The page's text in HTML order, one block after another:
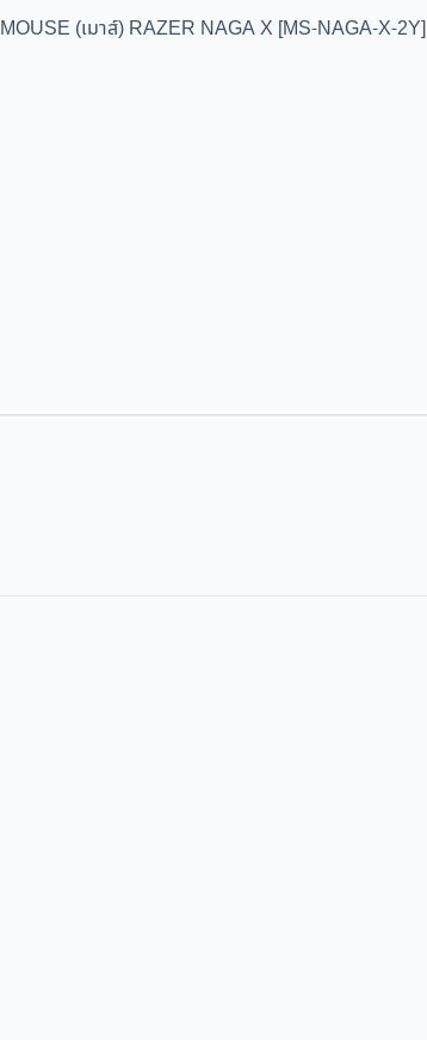
MOUSE (เมาส์) RAZER NAGA X [MS-NAGA-X-2Y]